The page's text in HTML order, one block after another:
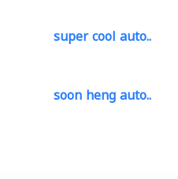
super cool auto..
soon heng auto..